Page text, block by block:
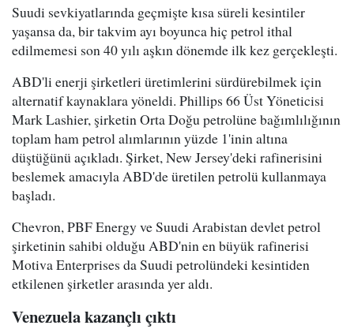
Suudi sevkiyatlarında geçmişte kısa süreli kesintiler
yaşansa da, bir takvim ayı boyunca hiç petrol ithal
edilmemesi son 40 yılı aşkın dönemde ilk kez gerçekleşti.
ABD'li enerji şirketleri üretimlerini sürdürebilmek için
alternatif kaynaklara yöneldi. Phillips 66 Üst Yöneticisi
Mark Lashier, şirketin Orta Doğu petrolüne bağımlılığının
toplam ham petrol alımlarının yüzde 1'inin altına
düştüğünü açıkladı. Şirket, New Jersey'deki rafinerisini
beslemek amacıyla ABD'de üretilen petrolü kullanmaya
başladı.
Chevron, PBF Energy ve Suudi Arabistan devlet petrol
şirketinin sahibi olduğu ABD'nin en büyük rafinerisi
Motiva Enterprises da Suudi petrolündeki kesintiden
etkilenen şirketler arasında yer aldı.
Venezuela kazançlı çıktı